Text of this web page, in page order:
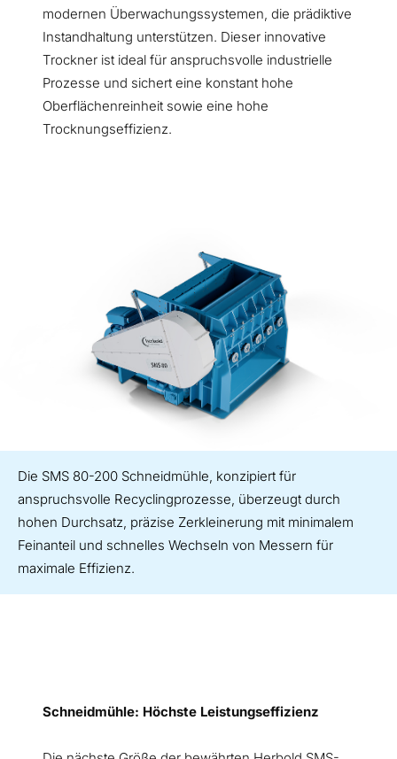
modernen Überwachungssystemen, die prädiktive
Instandhaltung unterstützen. Dieser innovative
Trockner ist ideal für anspruchsvolle industrielle
Prozesse und sichert eine konstant hohe
Oberflächenreinheit sowie eine hohe
Trocknungseffizienz.
Die SMS 80-200 Schneidmühle, konzipiert für
anspruchsvolle Recyclingprozesse, überzeugt durch
hohen Durchsatz, präzise Zerkleinerung mit minimalem
Feinanteil und schnelles Wechseln von Messern für
maximale Effizienz.
Schneidmühle: Höchste Leistungseffizienz